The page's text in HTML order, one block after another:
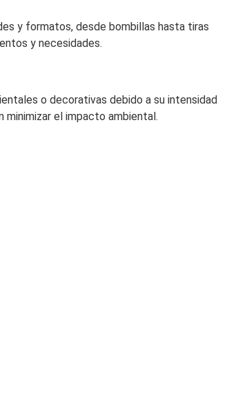
y formatos, desde bombillas hasta tiras
y necesidades.
o decorativas debido a su intensidad
el impacto ambiental.